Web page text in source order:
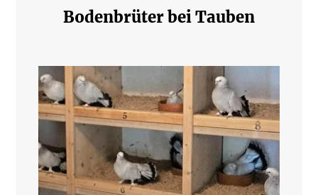
Bodenbrüter bei Tauben